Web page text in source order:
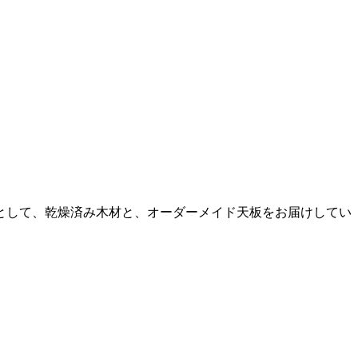
て、乾燥済み木材と、オーダーメイド天板をお届けしてい